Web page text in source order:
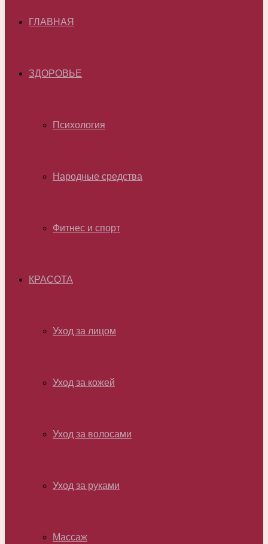
ГЛАВНАЯ
ЗДОРОВЬЕ
Психология
Народные средства
Фитнес и спорт
КРАСОТА
Уход за лицом
Уход за кожей
Уход за волосами
Уход за руками
Массаж